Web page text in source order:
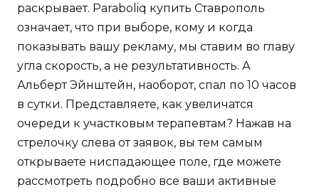
раскрывает. Paraboliq купить Ставрополь
означает, что при выборе, кому и когда
показывать вашу рекламу, мы ставим во главу
угла скорость, а не результативность. А
Альберт Эйнштейн, наоборот, спал по 10 часов
в сутки. Представляете, как увеличатся
очереди к участковым терапевтам? Нажав на
стрелочку слева от заявок, вы тем самым
открываете ниспадающее поле, где можете
рассмотреть подробно все ваши активные